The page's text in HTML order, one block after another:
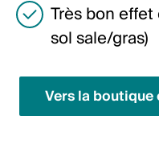
Deutsch
Suède
Très bon
sol sale/gras)
Vers la boutique